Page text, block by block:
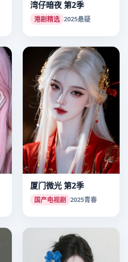
湾仔暗夜 第2季
港剧精选 2025悬疑
厦门微光 第2季
国产电视剧 2025青春